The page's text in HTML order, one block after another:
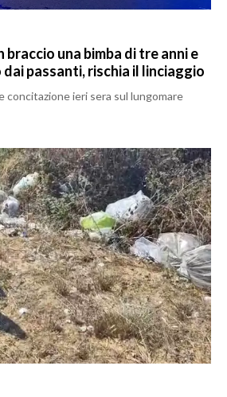
una bimba di tre anni e
passanti, rischia il linciaggio
concitazione ieri sera sul lungomare